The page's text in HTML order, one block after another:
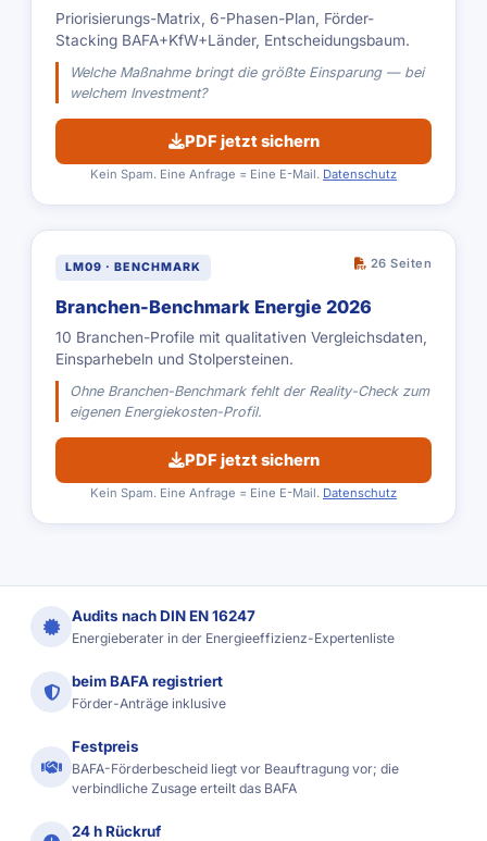
Priorisierungs-Matrix, 6-Phasen-Plan, Förder-
Stacking BAFA+KfW+Länder, Entscheidungsbaum.
Welche Maßnahme bringt die größte Einsparung — bei
welchem Investment?
PDF jetzt sichern
Kein Spam. Eine Anfrage = Eine E-Mail. Datenschutz
LM09 · BENCHMARK 26 Seiten
Branchen-Benchmark Energie 2026
10 Branchen-Profile mit qualitativen Vergleichsdaten,
Einsparhebeln und Stolpersteinen.
Ohne Branchen-Benchmark fehlt der Reality-Check zum
eigenen Energiekosten-Profil.
PDF jetzt sichern
Kein Spam. Eine Anfrage = Eine E-Mail. Datenschutz
Audits nach DIN EN 16247
Energieberater in der Energieeffizienz-Expertenliste
beim BAFA registriert
Förder-Anträge inklusive
Festpreis
BAFA-Förderbescheid liegt vor Beauftragung vor; die
verbindliche Zusage erteilt das BAFA
24 h Rückruf